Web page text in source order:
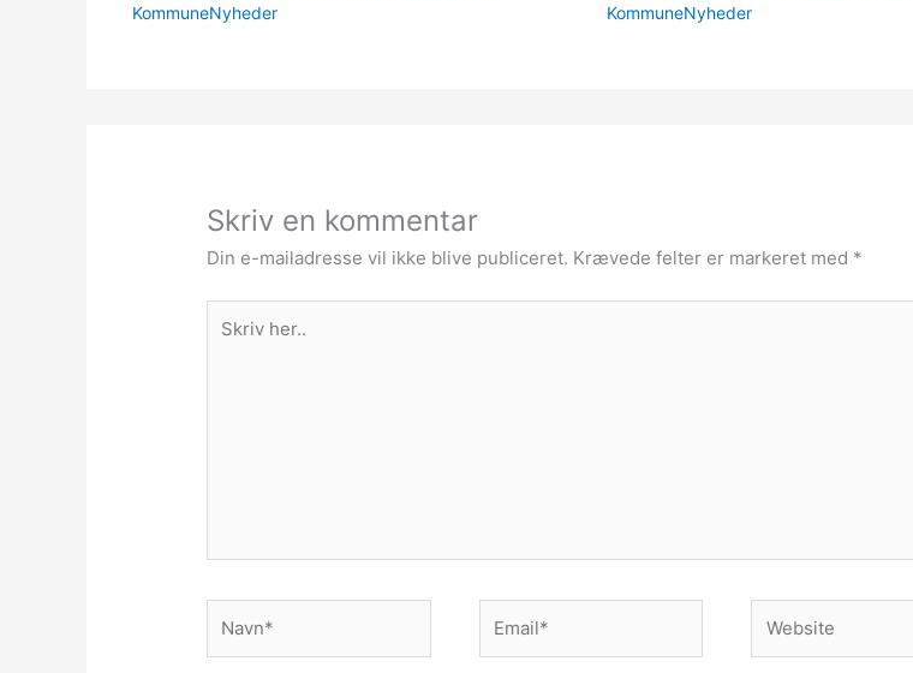
KommuneNyheder
KommuneNyheder
Skriv en kommentar
Din e-mailadresse vil ikke blive publiceret. Krævede felter er markeret med *
her..